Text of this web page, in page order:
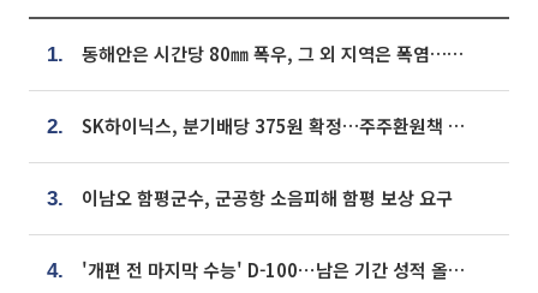
1. 동해안은 시간당 80㎜ 폭우, 그 외 지역은 폭염…‘극과 극 날씨’
2. SK하이닉스, 분기배당 375원 확정…주주환원책 9월로 앞당겨 발표
3. 이남오 함평군수, 군공항 소음피해 함평 보상 요구
4. '개편 전 마지막 수능' D-100⋯남은 기간 성적 올릴 전략은